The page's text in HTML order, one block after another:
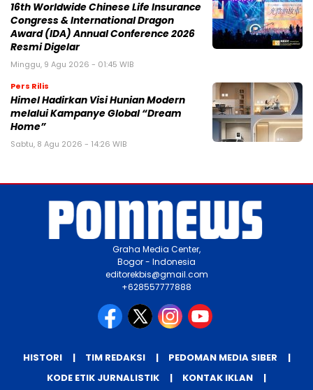
16th Worldwide Chinese Life Insurance
Congress & International Dragon
Award (IDA) Annual Conference 2026
Resmi Digelar
Minggu, 9 Agu 2026 - 01:45 WIB
Pers Rilis
Himel Hadirkan Visi Hunian Modern
melalui Kampanye Global “Dream
Home”
Sabtu, 8 Agu 2026 - 14:26 WIB
Graha Media Center,
Bogor - Indonesia
editorekbis@gmail.com
+628557777888
HISTORI TIM REDAKSI
PEDOMAN MEDIA SIBER
KODE ETIK JURNALISTIK
KONTAK IKLAN